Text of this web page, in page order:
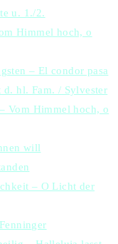
u. 1./2.
Himmel hoch, o
– El condor pasa
d. hl. Fam. / Sylvester
Vom Himmel hoch, o
will
– O Licht der